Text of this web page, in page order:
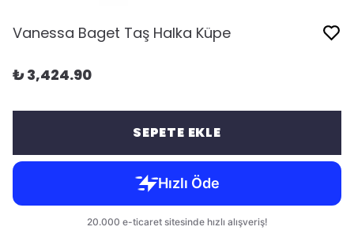
Vanessa Baget Taş Halka Küpe
₺ 3,424.90
SEPETE EKLE